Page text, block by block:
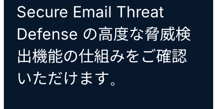
Secure Email Threat
Defense の高度な脅威検
出機能の仕組みをご確認
いただけます。